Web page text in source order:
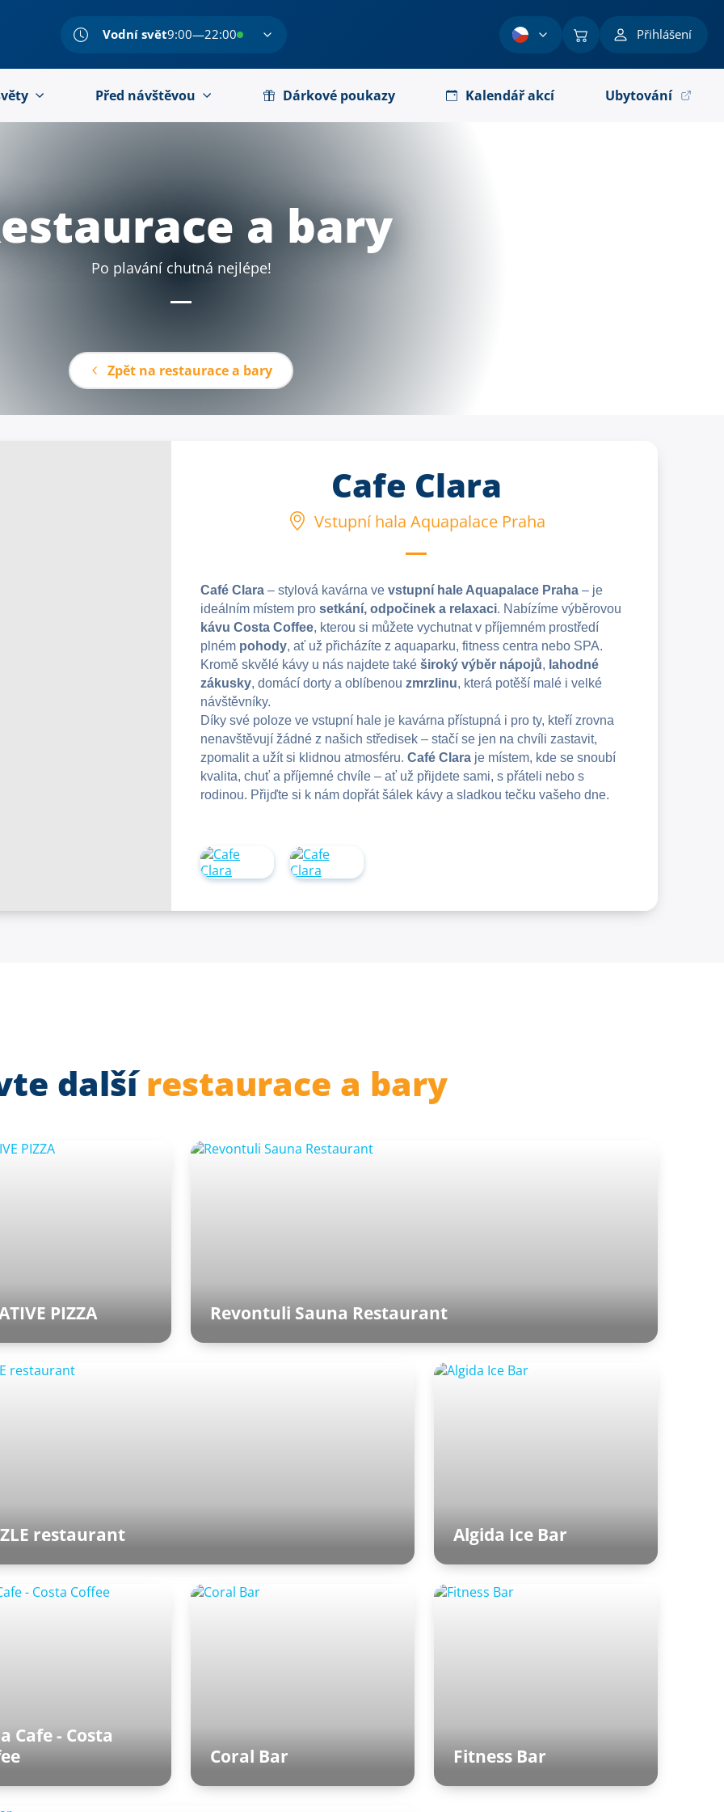
Vodní svět9:00—22:00 Přihlášení
Před návštěvou Dárkové poukazy Kalendář akcí Ubytování
a bary
Po plavání chutná nejlépe!
Zpět na restaurace a bary
Cafe Clara
Vstupní hala Aquapalace Praha
Café Clara – stylová kavárna ve vstupní hale Aquapalace Praha – je
ideálním místem pro setkání, odpočinek a relaxaci. Nabízíme výběrovou
kávu Costa Coffee, kterou si můžete vychutnat v příjemném prostředí
plném pohody, ať už přicházíte z aquaparku, fitness centra nebo SPA.
Kromě skvělé kávy u nás najdete také široký výběr nápojů, lahodné
zákusky, domácí dorty a oblíbenou zmrzlinu, která potěší malé i velké
návštěvníky.
Díky své poloze ve vstupní hale je kavárna přístupná i pro ty, kteří zrovna
nenavštěvují žádné z našich středisek – stačí se jen na chvíli zastavit,
zpomalit a užít si klidnou atmosféru. Café Clara je místem, kde se snoubí
kvalita, chuť a příjemné chvíle – ať už přijdete sami, s přáteli nebo s
rodinou. Přijďte si k nám dopřát šálek kávy a sladkou tečku vašeho dne.
dalšírestaurace a bary
PIZZA Revontuli Sauna Restaurant
restaurant Algida Ice Bar
Cafe - Costa
Coral Bar Fitness Bar